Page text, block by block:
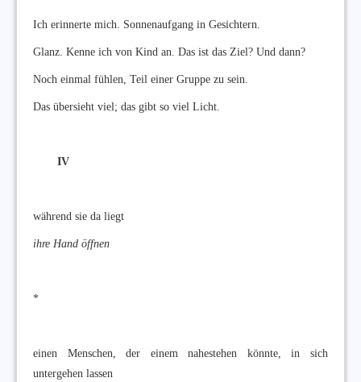
Ich erinnerte mich. Sonnenaufgang in Gesichtern.
Glanz. Kenne ich von Kind an. Das ist das Ziel? Und dann?
Noch einmal fühlen, Teil einer Gruppe zu sein.
Das übersieht viel; das gibt so viel Licht.
IV
während sie da liegt
ihre Hand öffnen
*
einen Menschen, der einem nahestehen könnte, in sich
untergehen lassen